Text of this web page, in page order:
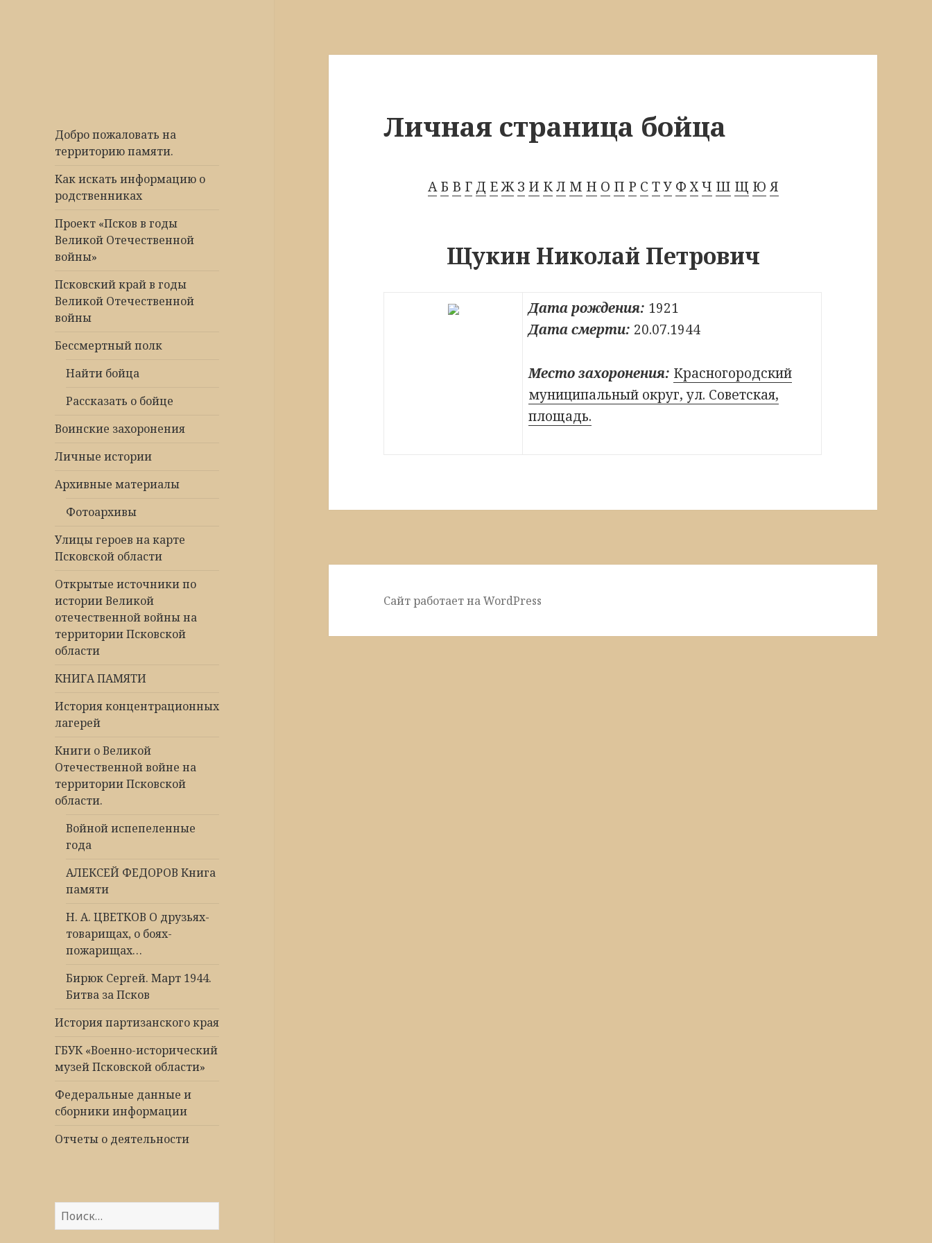
Добро пожаловать на
территорию памяти.
Как искать информацию о
родственниках
Проект «Псков в годы
Великой Отечественной
войны»
Псковский край в годы
Великой Отечественной
войны
Бессмертный полк
Найти бойца
Рассказать о бойце
Воинские захоронения
Личные истории
Архивные материалы
Фотоархивы
Улицы героев на карте
Псковской области
Открытые источники по
истории Великой
отечественной войны на
территории Псковской
области
КНИГА ПАМЯТИ
История концентрационных
лагерей
Книги о Великой
Отечественной войне на
территории Псковской
области.
Войной испепеленные
года
АЛЕКСЕЙ ФЕДОРОВ Книга
памяти
Н. А. ЦВЕТКОВ О друзьях-
товарищах, о боях-
пожарищах…
Бирюк Сергей. Март 1944.
Битва за Псков
История партизанского края
ГБУК «Военно-исторический
музей Псковской области»
Федеральные данные и
сборники информации
Отчеты о деятельности
Найти:
Личная страница бойца
А Б В Г Д ЕЖ З И К Л М Н О П Р С ТУ Ф Х Ч Ш Щ Ю Я
Щукин Николай Петрович
Дата рождения: 1921
Дата смерти: 20.07.1944
Место захоронения: Красногородский
муниципальный округ, ул. Советская,
площадь.
Сайт работает на WordPress